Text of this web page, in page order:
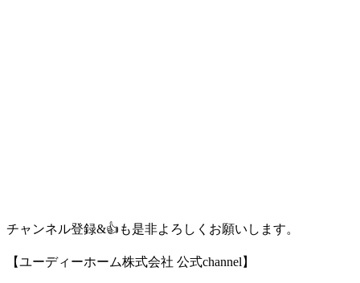
チャンネル登録&👍も是非よろしくお願いします。
【ユーディーホーム株式会社 公式channel】